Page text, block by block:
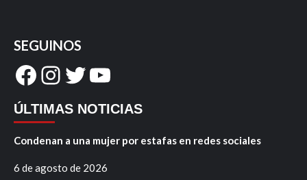
SEGUINOS
Facebook
Instagram
Twitter
YouTube
ÚLTIMAS NOTICIAS
Condenan a una mujer por estafas en redes sociales
6 de agosto de 2026